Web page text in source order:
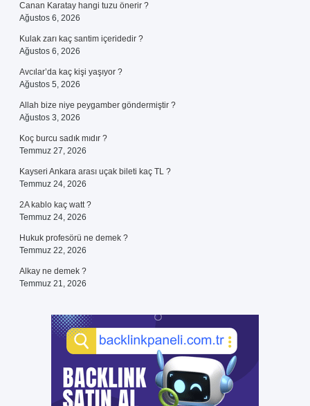
Canan Karatay hangi tuzu önerir ?
Ağustos 6, 2026
Kulak zarı kaç santim içeridedir ?
Ağustos 6, 2026
Avcılar’da kaç kişi yaşıyor ?
Ağustos 5, 2026
Allah bize niye peygamber göndermiştir ?
Ağustos 3, 2026
Koç burcu sadık mıdır ?
Temmuz 27, 2026
Kayseri Ankara arası uçak bileti kaç TL ?
Temmuz 24, 2026
2A kablo kaç watt ?
Temmuz 24, 2026
Hukuk profesörü ne demek ?
Temmuz 22, 2026
Alkay ne demek ?
Temmuz 21, 2026